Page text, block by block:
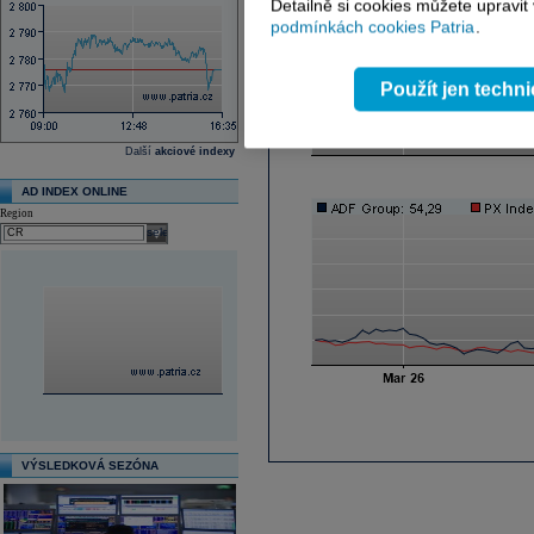
Další akciové indexy
AD INDEX ONLINE
Region
select
VÝSLEDKOVÁ SEZÓNA
Detailně si cookies můžete
podmínkách cookies Patria.
Použít jen